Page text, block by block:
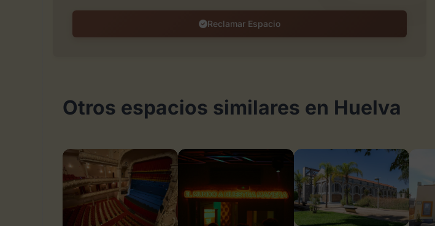
Reclamar Espacio
Otros espacios similares en Huelva